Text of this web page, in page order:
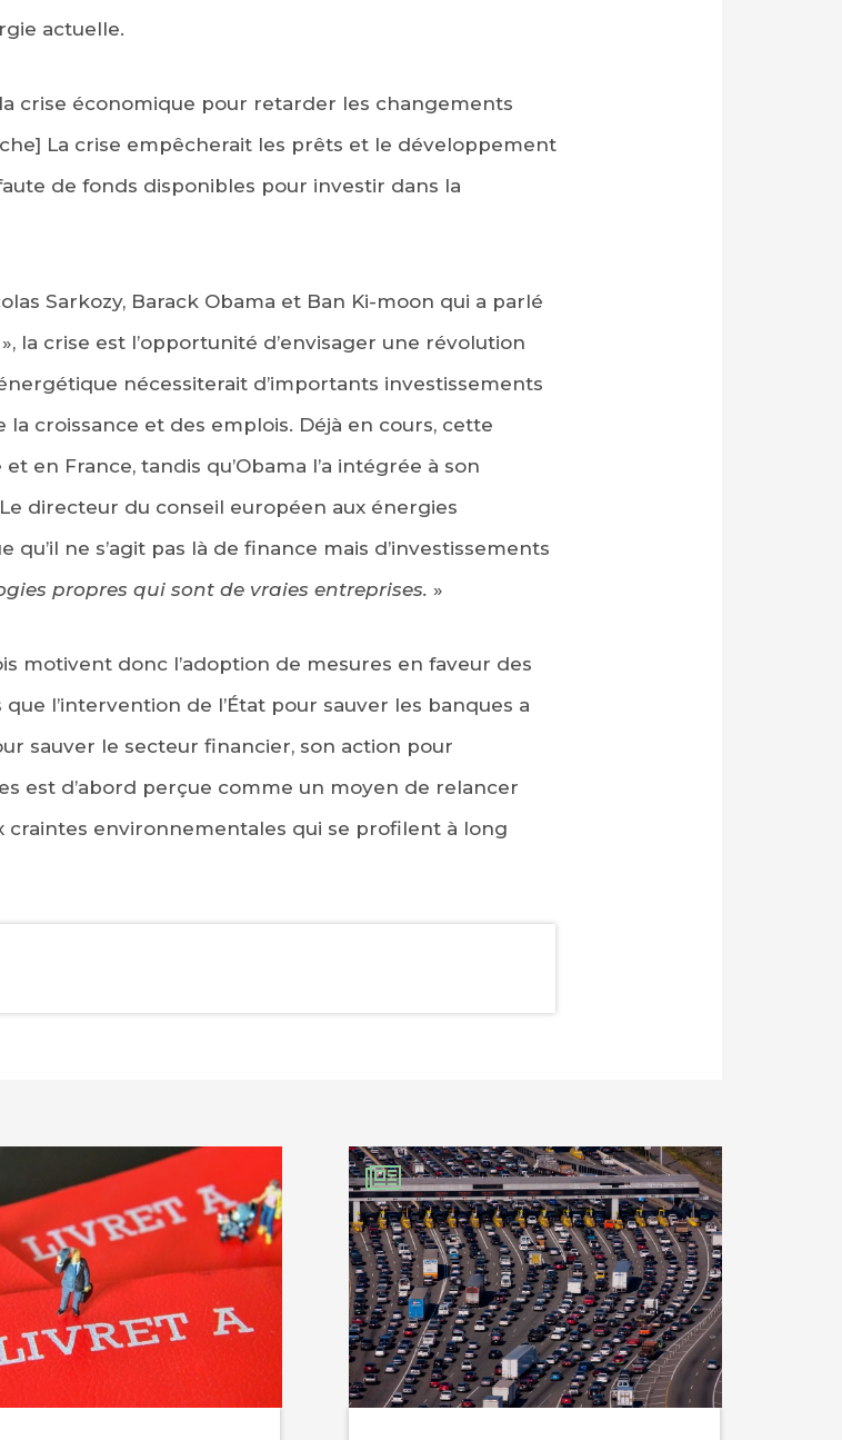
actuelle.
crise économique pour retarder les changements
La crise empêcherait les prêts et le développement
de fonds disponibles pour investir dans la
Sarkozy, Barack Obama et Ban Ki-moon qui a parlé
la crise est l’opportunité d’envisager une révolution
nécessiterait d’importants investissements
croissance et des emplois. Déjà en cours, cette
en France, tandis qu’Obama l’a intégrée à son
directeur du conseil européen aux énergies
qu’il ne s’agit pas là de finance mais d’investissements
propres qui sont de vraies entreprises. »
motivent donc l’adoption de mesures en faveur des
l’intervention de l’État pour sauver les banques a
sauver le secteur financier, son action pour
est d’abord perçue comme un moyen de relancer
craintes environnementales qui se profilent à long